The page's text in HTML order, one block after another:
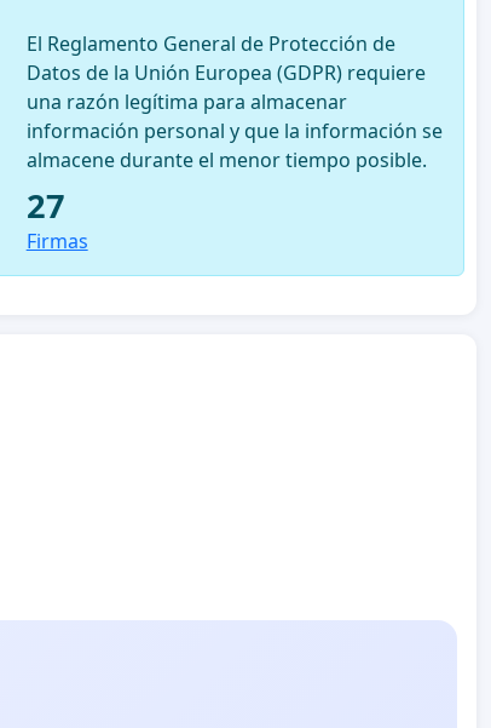
El Reglamento General de Protección de
Datos de la Unión Europea (GDPR) requiere
una razón legítima para almacenar
información personal y que la información se
almacene durante el menor tiempo posible.
27
Firmas